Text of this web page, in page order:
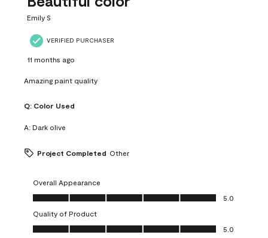
Emily S
VERIFIED PURCHASER
11 months ago
Amazing paint quality
Q: Color Used
A: Dark olive
Project Completed Other
Overall Appearance
Overall Appearance, 5.0 out of 5
5.0
Quality of Product
Quality of Product, 5.0 out of 5
5.0